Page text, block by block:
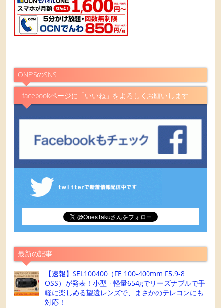
ONE’SのSNS
facebookページに「いいね」をよろしくお願いします
最新の記事
【速報】SEL100400（FE 100-400mm F5.9-8
OSS）が発表！小型・軽量654gでリーズナブルで手
軽に楽しめる望遠レンズで、まさかのテレコンにも
対応！